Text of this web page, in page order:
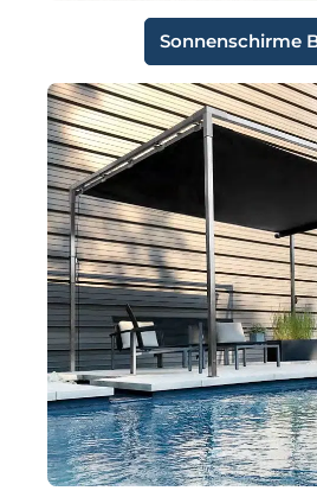
Sonnenschirme